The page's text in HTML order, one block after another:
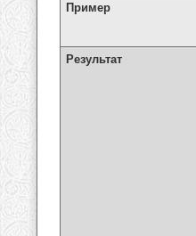
Пример
Результат